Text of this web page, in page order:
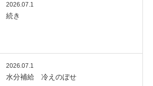
2026.07.1
続き
2026.07.1
水分補給 冷えのぼせ